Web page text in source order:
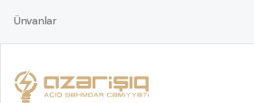
Ünvanlar